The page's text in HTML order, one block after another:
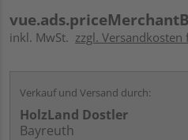
inkl. MwSt. zzgl.
Verkauf und Versand durch:
HolzLand Dostler
Bayreuth